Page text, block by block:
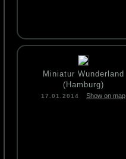
Miniatur Wunderland
(Hamburg)
17.01.2014 Show on map